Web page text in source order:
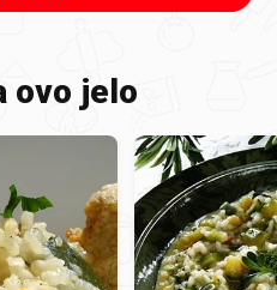
ovo jelo